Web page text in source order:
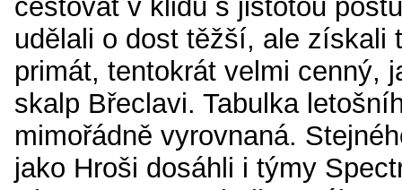
cestovat v klidu s jistotou
udělali o dost těžší, ale získali
primát, tentokrát velmi cenný,
skalp Břeclavi. Tabulka
mimořádně vyrovnaná.
jako Hroši dosáhli i týmy